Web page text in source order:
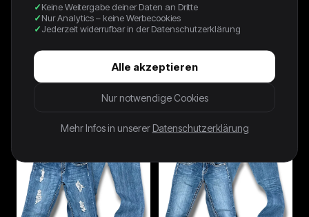
Damenjeans „LOWFLARE 519“
Vintage Coach Y2K
79,99 €
Keine Weitergabe deiner Daten an Dritte
Nur Analytics – keine Werbecookies
Jederzeit widerrufbar in der Datenschutzerklärung
Alle akzeptieren
Nur notwendige Cookies
Mehr Infos in unserer Datenschutzerklärung